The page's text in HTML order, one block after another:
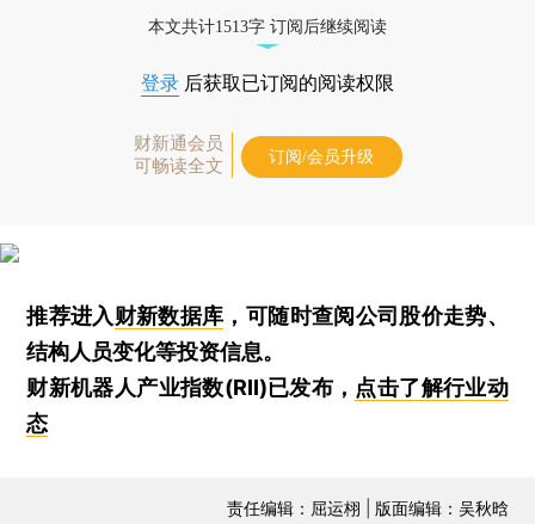
本文共计1513字 订阅后继续阅读
登录 后获取已订阅的阅读权限
财新通会员
可畅读全文
订阅/会员升级
推荐进入财新数据库 ，可随时查阅公司股价走势、
结构人员变化等投资信息。
财新机器人产业指数(RII)已发布， 点击了解行业动
态
责任编辑：屈运栩 | 版面编辑：吴秋晗